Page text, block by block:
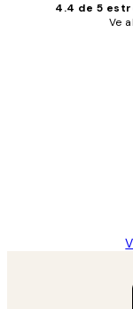
4.4 de 5
Ve